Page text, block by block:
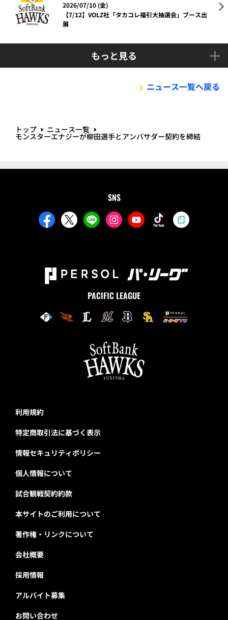
2026/07/10 (金)
【7/12】VOLZ社「タカコレ福引大抽選会」ブース出
展
もっと見る
ニュース一覧へ戻る
トップ ニュース一覧
モンスターエナジーが柳田選手とアンバサダー契約を締結
SNS
PACIFIC LEAGUE
利用規約
特定商取引法に基づく表示
情報セキュリティポリシー
個人情報について
試合観戦契約約款
本サイトのご利用について
著作権・リンクについて
会社概要
採用情報
アルバイト募集
お問い合わせ